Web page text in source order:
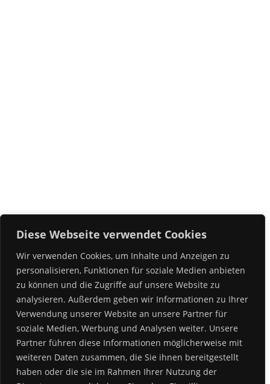
Diese Webseite verwendet Cookies
Wir verwenden Cookies, um Inhalte und Anzeigen zu
personalisieren, Funktionen für soziale Medien anbieten
zu können und die Zugriffe auf unsere Website zu
analysieren. Außerdem geben wir Informationen zu Ihrer
Verwendung unserer Website an unsere Partner für
soziale Medien, Werbung und Analysen weiter. Unsere
Partner führen diese Informationen möglicherweise mit
weiteren Daten zusammen, die Sie ihnen bereitgestellt
haben oder die sie im Rahmen Ihrer Nutzung der